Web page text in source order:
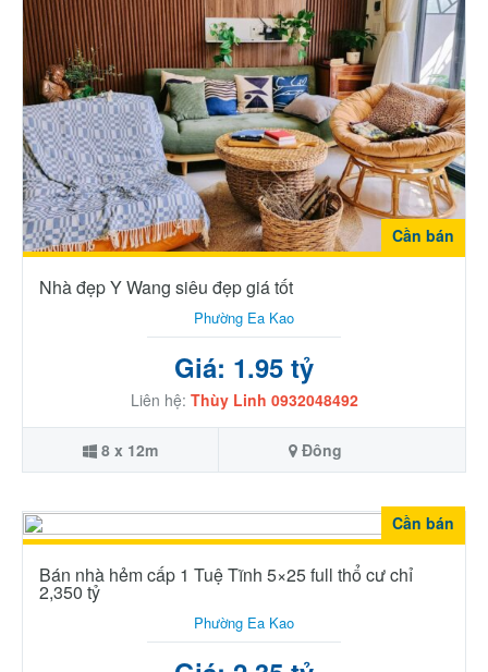
Cần bán
Nhà đẹp Y Wang siêu đẹp giá tốt
Phường Ea Kao
Giá: 1.95 tỷ
Liên hệ: Thùy Linh 0932048492
8 x 12m Đông
Cần bán
Bán nhà hẻm cấp 1 Tuệ Tĩnh 5×25 full thổ cư chỉ
2,350 tỷ
Phường Ea Kao